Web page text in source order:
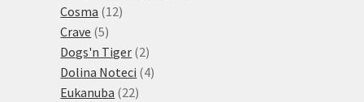
Cosma 1212
Crave 55
produktů
Dogs'n Tiger 22
produkty
Dolina Noteci 44
Eukanuba 2222